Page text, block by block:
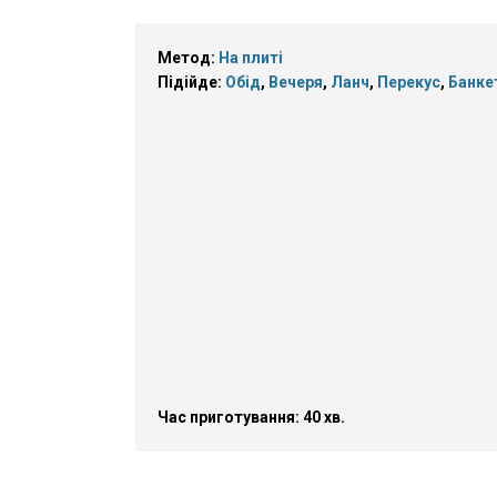
Метод: На плиті
Підійде: Обід, Вечеря, Ланч, Перекус,
Час приготування: 40 хв.